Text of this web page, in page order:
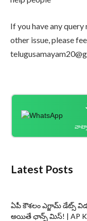
If you have any
other issue, please
Latest Posts
ఏపీ కౌశలం ఎగ్జామ్ డేట్స్
అయితే ఛాన్స్ మిస్! | AP